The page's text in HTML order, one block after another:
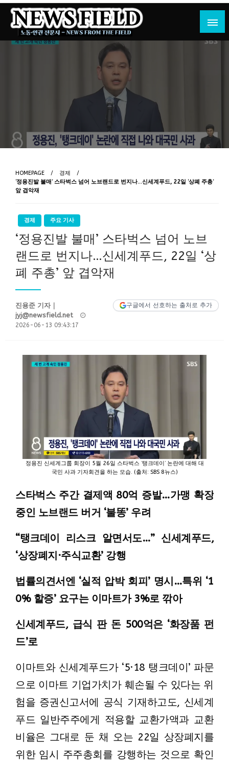
Skip
content
뉴스필드
노동·인권 전문지
HOMEPAGE
경제
‘정용진발 불매’ 스타벅스 넘어 노브랜드로 번지나…신세계푸드, 22일 ‘상폐 주총’
앞 겹악재
경제 주요 기사
‘정용진발 불매’ 스타벅스 넘어 노브
랜드로 번지나…신세계푸드, 22일 ‘상
폐 주총’ 앞 겹악재
구글에서 선호하는 출처로 추가
진용준 기자｜
jyj@newsfield.net
2026-06-13 09:43:17
정용진 신세계그룹 회장이 5월 26일 스타벅스 ‘탱크데이’ 논란에 대해 대
국민 사과 기자회견을 하는 모습. (출처: SBS 8뉴스)
스타벅스 주간 결제액 80억 증발…가맹 확장
중인 노브랜드 버거 ‘불똥’ 우려
“탱크데이 리스크 알면서도…” 신세계푸드,
‘상장폐지·주식교환’ 강행
법률의견서엔 ‘실적 압박 회피’ 명시…특위 ‘1
0% 할증’ 요구는 이마트가 3%로 깎아
신세계푸드, 급식 판 돈 500억은 ‘화장품 펀
드’로
이마트와 신세계푸드가 ‘5·18 탱크데이’ 파문
으로 이마트 기업가치가 훼손될 수 있다는 위
험을 증권신고서에 공식 기재하고도, 신세계
푸드 일반주주에게 적용할 교환가액과 교환
비율은 그대로 둔 채 오는 22일 상장폐지를
위한 임시 주주총회를 강행하는 것으로 확인